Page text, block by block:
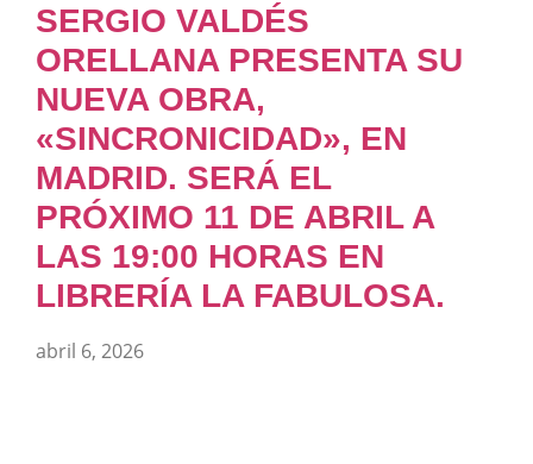
SERGIO VALDÉS
ORELLANA PRESENTA SU
NUEVA OBRA,
«SINCRONICIDAD», EN
MADRID. SERÁ EL
PRÓXIMO 11 DE ABRIL A
LAS 19:00 HORAS EN
LIBRERÍA LA FABULOSA.
abril 6, 2026